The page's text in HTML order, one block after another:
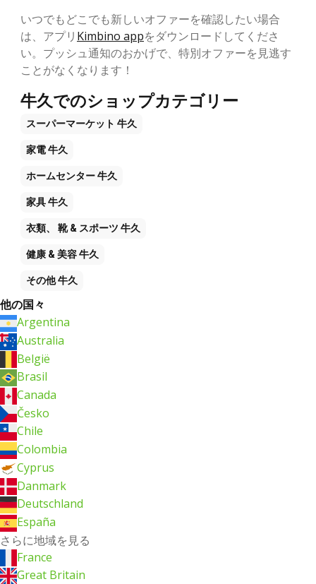
いつでもどこでも新しいオファーを確認したい場合
は、アプリ Kimbino appをダウンロードしてくださ
い。プッシュ通知のおかげで、特別オファーを見逃す
ことがなくなります！
牛久でのショップカテゴリー
スーパーマーケット 牛久
家電牛久
ホームセンター牛久
家具牛久
衣類、 靴 & スポーツ 牛久
健康 & 美容牛久
その他牛久
他の国々
Argentina
Australia
België
Brasil
Canada
Česko
Chile
Colombia
Cyprus
Danmark
Deutschland
España
さらに地域を見る
France
Great Britain